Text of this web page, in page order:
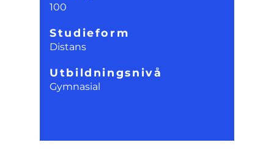
100
Studieform
Distans
Utbildningsnivå
Gymnasial